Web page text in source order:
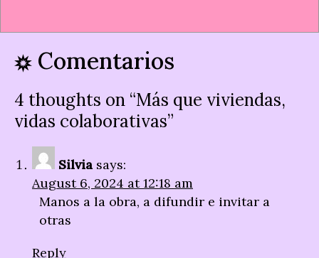
Comentarios
4 thoughts on “Más que viviendas,
vidas colaborativas”
Silvia says:
August 6, 2024 at 12:18 am
Manos a la obra, a difundir e invitar a
otras
Reply